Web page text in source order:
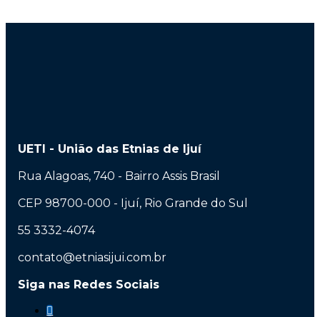
UETI - União das Etnias de Ijuí
Rua Alagoas, 740 - Bairro Assis Brasil
CEP 98700-000 - Ijuí, Rio Grande do Sul
55 3332-4074
contato@etniasijui.com.br
Siga nas Redes Sociais